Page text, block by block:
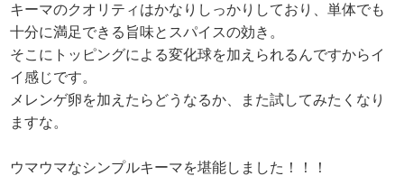
キーマのクオリティはかなりしっかりしており、単体でも
十分に満足できる旨味とスパイスの効き。
そこにトッピングによる変化球を加えられるんですからイ
イ感じです。
メレンゲ卵を加えたらどうなるか、また試してみたくなり
ますな。
ウマウマなシンプルキーマを堪能しました！！！